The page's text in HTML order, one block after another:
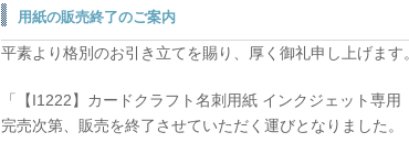
用紙の販売終了のご案内
平素より格別のお引き立てを賜り、厚く御礼申し上げます。
「【I1222】カードクラフト名刺用紙 インクジェット専
完売次第、販売を終了させていただく運びとなりました。